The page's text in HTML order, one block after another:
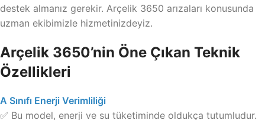
destek almanız gerekir. Arçelik 3650 arızaları konusunda
uzman ekibimizle hizmetinizdeyiz.
Arçelik 3650’nin Öne Çıkan Teknik
Özellikleri
A Sınıfı Enerji Verimliliği
✅ Bu model, enerji ve su tüketiminde oldukça tutumludur.